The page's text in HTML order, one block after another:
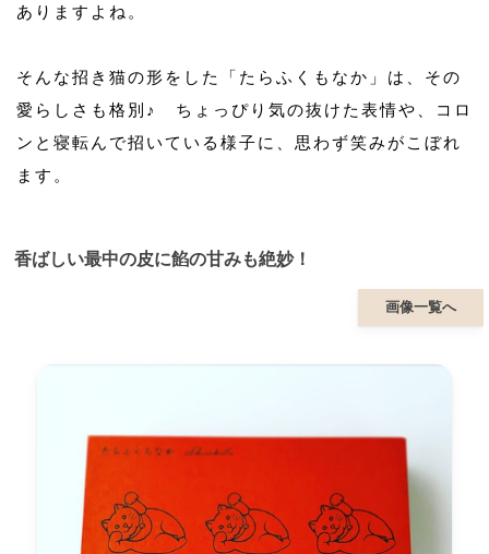
ありますよね。
そんな招き猫の形をした「たらふくもなか」は、その
愛らしさも格別♪ ちょっぴり気の抜けた表情や、コロ
ンと寝転んで招いている様子に、思わず笑みがこぼれ
ます。
香ばしい最中の皮に餡の甘みも絶妙！
画像一覧へ